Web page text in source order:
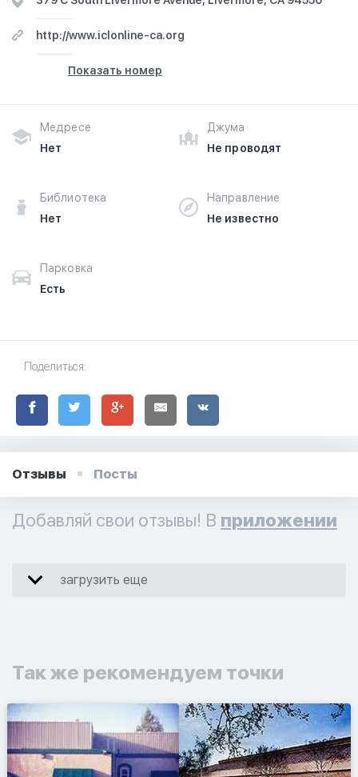
Ознакомьтесь с отзывами посетителей Islamic Center
of Livermore в г.Сан-Рамон Долине на фотографиях и
узнайте о часах работы. Ваше духовное путешествие
начинается здесь.
http://www.iclonline-ca.org
Показать номер
Медресе
Нет
Джума
Не проводят
Библиотека
Нет
Направление
Не известно
Парковка
Есть
Поделиться:
Отзывы Посты
Добавляй свои отзывы! В приложении
загрузить еще
Так же рекомендуем точки